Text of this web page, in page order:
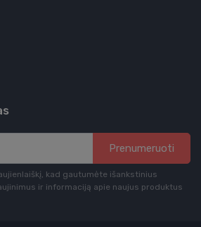
Prenumeruoti
kad gautumėte išankstinius
ir informaciją apie naujus produktus